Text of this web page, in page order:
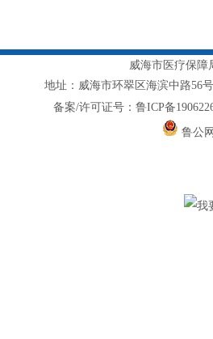
威海市医疗保障
地址：威海市环翠区海滨中路56
备案/许可证号：鲁ICP备
鲁公